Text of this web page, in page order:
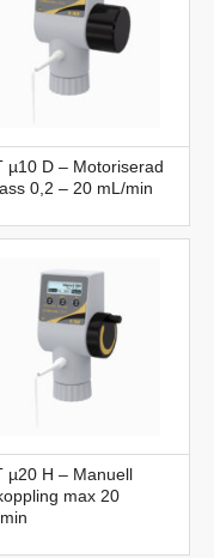
µ10 D – Motoriserad
0,2 – 20 mL/min
µ20 H – Manuell
max 20